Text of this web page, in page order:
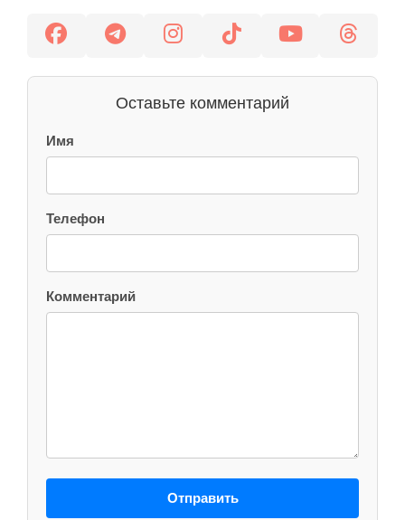
Оставьте комментарий
Имя
Телефон
Комментарий
Отправить